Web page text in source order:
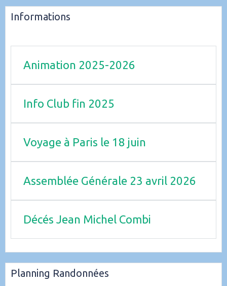
Informations
Animation 2025-2026
Info Club fin 2025
Voyage à Paris le 18 juin
Assemblée Générale 23 avril 2026
Décés Jean Michel Combi
Planning Randonnées